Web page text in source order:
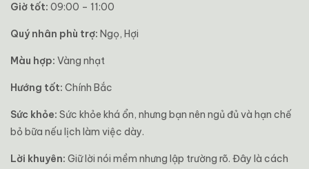
Giờ tốt: 09:00 – 11:00
Quý nhân phù trợ: Ngọ, Hợi
Màu hợp: Vàng nhạt
Hướng tốt: Chính Bắc
Sức khỏe: Sức khỏe khá ổn, nhưng bạn nên ngủ đủ và hạn chế
bỏ bữa nếu lịch làm việc dày.
Lời khuyên: Giữ lời nói mềm nhưng lập trường rõ. Đây là cách